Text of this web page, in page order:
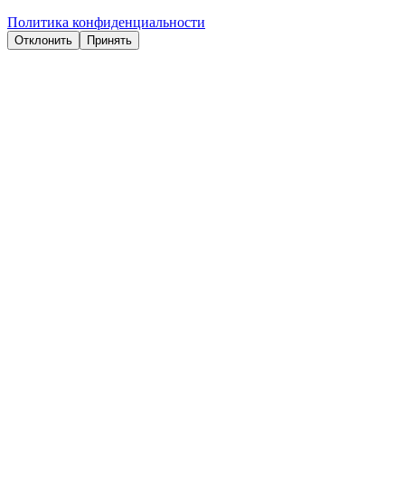
Политика конфиденциальности
Отклонить Принять